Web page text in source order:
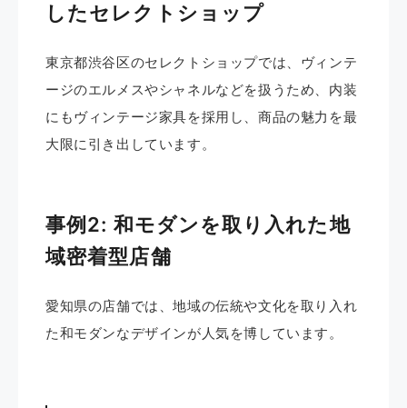
したセレクトショップ
東京都渋谷区のセレクトショップでは、ヴィンテ
ージのエルメスやシャネルなどを扱うため、内装
にもヴィンテージ家具を採用し、商品の魅力を最
大限に引き出しています。 ​
事例2: 和モダンを取り入れた地
域密着型店舗
愛知県の店舗では、地域の伝統や文化を取り入れ
た和モダンなデザインが人気を博しています。